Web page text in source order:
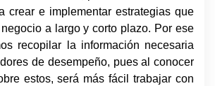
crear e implementar estrategias que
a largo y corto plazo. Por ese
recopilar la información necesaria
de desempeño, pues al conocer
estos, será más fácil trabajar con